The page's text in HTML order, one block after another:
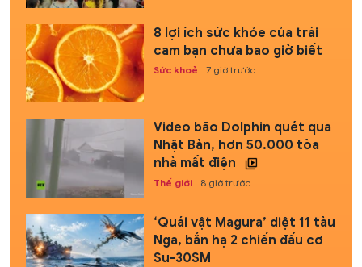
8 lợi ích sức khỏe của trái
cam bạn chưa bao giờ biết
Sức khoẻ 7 giờ trước
Video bão Dolphin quét qua
Nhật Bản, hơn 50.000 tòa
nhà mất điện
Thế giới 8 giờ trước
‘Quái vật Magura’ diệt 11 tàu
Nga, bắn hạ 2 chiến đấu cơ
Su-30SM